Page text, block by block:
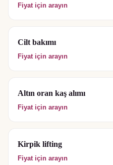
Fiyat için arayın
Cilt bakımı
Fiyat için arayın
Altın oran kaş alımı
Fiyat için arayın
Kirpik lifting
Fiyat için arayın